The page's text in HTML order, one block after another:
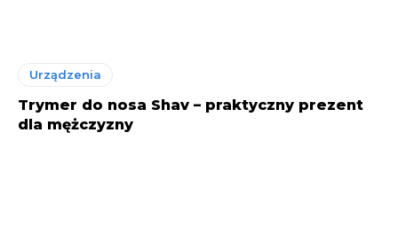
Urządzenia
Trymer do nosa Shav – praktyczny prezent
dla mężczyzny